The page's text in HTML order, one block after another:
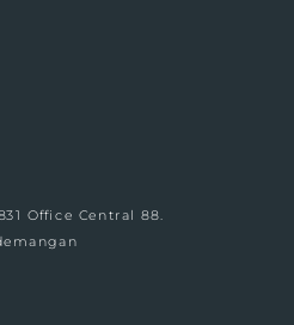
Office Central 88.